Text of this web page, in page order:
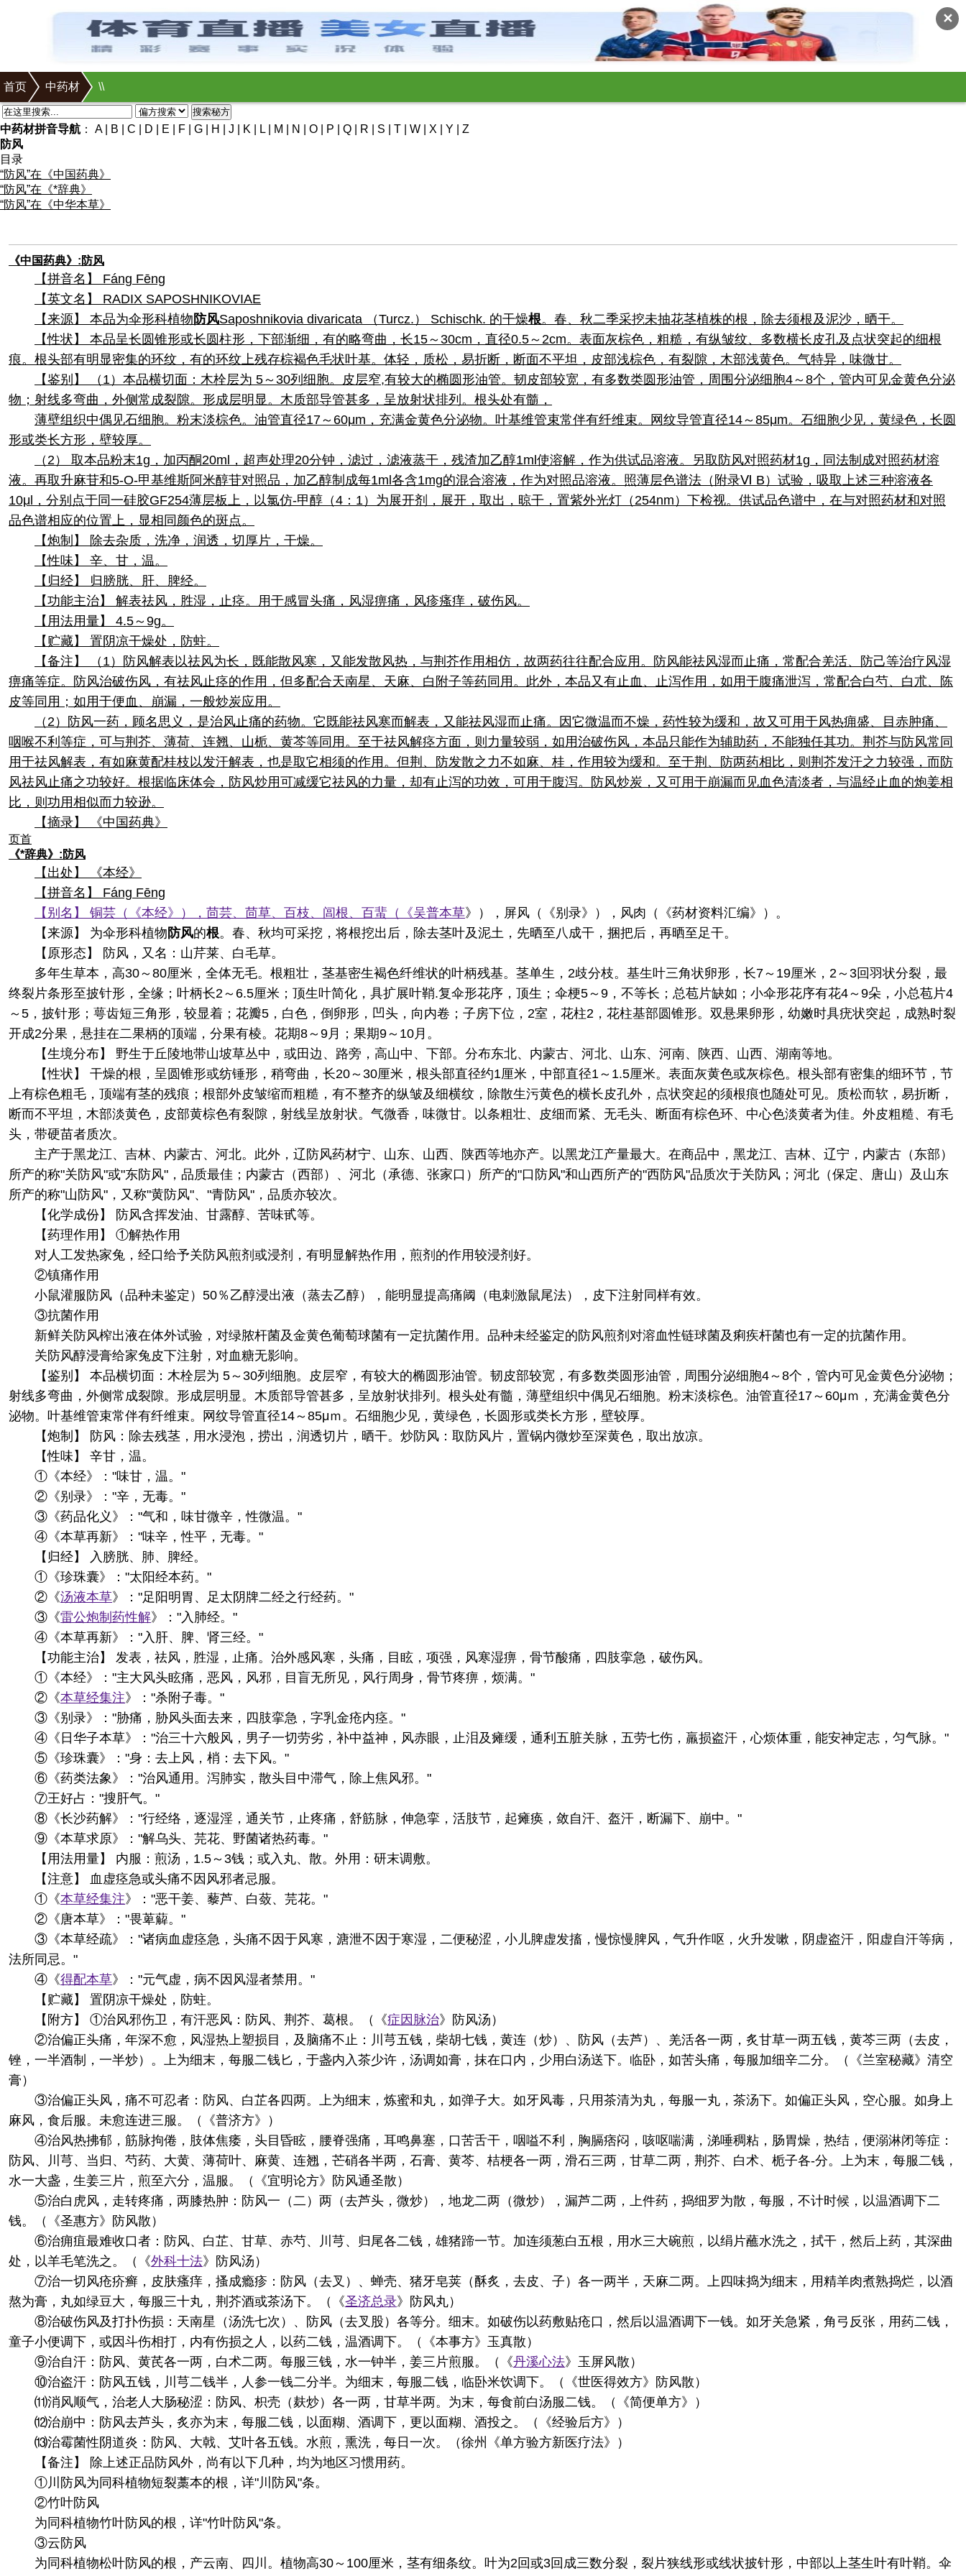
✕
首页 \
中药材 \
搜索秘方
中药材拼音导航 ： A| B C D E F G H J K L M N O P Q R S T W X Y
Z
防风
目录
“防风”在《中国药典》
“防风”在《*辞典》
“防风”在《中华本草》
《中国药典》:防风
【拼音名】 Fánɡ Fēnɡ
【英文名】 RADIX SAPOSHNIKOVIAE
【来源】 本品为伞形科植物 防风Saposhnikovia divaricata （Turcz.） Schischk. 的干燥根。春、秋二季采挖未抽花茎植株的根，除去须根及泥沙，晒干。
【性状】 本品呈长圆锥形或长圆柱形，下部渐细，有的略弯曲，长15～30cm，直径0.5～2cm。表面灰棕色，粗糙，有纵皱纹、多数横长皮孔及点状突起的细根
痕。根头部有明显密集的环纹，有的环纹上残存棕褐色毛状叶基。体轻，质松，易折断，断面不平坦，皮部浅棕色，有裂隙，木部浅黄色。气特异，味微甘。
【鉴别】 （1）本品横切面：木栓层为 5～30列细胞。皮层窄,有较大的椭圆形油管。韧皮部较宽，有多数类圆形油管，周围分泌细胞4～8个，管内可见金黄色分泌
物；射线多弯曲，外侧常成裂隙。形成层明显。木质部导管甚多，呈放射状排列。根头处有髓，
薄壁组织中偶见石细胞。粉末淡棕色。油管直径17～60μm，充满金黄色分泌物。叶基维管束常伴有纤维束。网纹导管直径14～85μm。石细胞少见，黄绿色，长圆
形或类长方形，壁较厚。
（2） 取本品粉末1g，加丙酮20ml，超声处理20分钟，滤过，滤液蒸干，残渣加乙醇1ml使溶解，作为供试品溶液。另取防风对照药材1g，同法制成对照药材溶
液。再取升麻苷和5-O-甲基维斯阿米醇苷对照品，加乙醇制成每1ml各含1mg的混合溶液，作为对照品溶液。照薄层色谱法（附录Ⅵ B）试验，吸取上述三种溶液各
10μl，分别点于同一硅胶GF254薄层板上，以氯仿-甲醇（4：1）为展开剂，展开，取出，晾干，置紫外光灯（254nm）下检视。供试品色谱中，在与对照药材和对照
品色谱相应的位置上，显相同颜色的斑点。
【炮制】 除去杂质，洗净，润透，切厚片，干燥。
【性味】 辛、甘，温。
【归经】 归膀胱、肝、脾经。
【功能主治】 解表祛风，胜湿，止痉。用于感冒头痛，风湿痹痛，风疹瘙痒，破伤风。
【用法用量】 4.5～9g。
【贮藏】 置阴凉干燥处，防蛀。
【备注】 （1）防风解表以祛风为长，既能散风寒，又能发散风热，与荆芥作用相仿，故两药往往配合应用。防风能祛风湿而止痛，常配合羌活、防己等治疗风湿
痹痛等症。防风治破伤风，有祛风止痉的作用，但多配合天南星、天麻、白附子等药同用。此外，本品又有止血、止泻作用，如用于腹痛泄泻，常配合白芍、白朮、陈
皮等同用；如用于便血、崩漏，一般炒炭应用。
（2）防风一药，顾名思义，是治风止痛的药物。它既能祛风寒而解表，又能祛风湿而止痛。因它微温而不燥，药性较为缓和，故又可用于风热痈盛、目赤肿痛、
咽喉不利等症，可与荆芥、薄荷、连翘、山栀、黄芩等同用。至于祛风解痉方面，则力量较弱，如用治破伤风，本品只能作为辅助药，不能独任其功。荆芥与防风常同
用于祛风解表，有如麻黄配桂枝以发汗解表，也是取它相须的作用。但荆、防发散之力不如麻、桂，作用较为缓和。至于荆、防两药相比，则荆芥发汗之力较强，而防
风祛风止痛之功较好。根据临床体会，防风炒用可减缓它祛风的力量，却有止泻的功效，可用于腹泻。防风炒炭，又可用于崩漏而见血色清淡者，与温经止血的炮姜相
比，则功用相似而力较逊。
【摘录】 《中国药典》
页首
《*辞典》:防风
【出处】 《本经》
【拼音名】 Fánɡ Fēnɡ
【别名】 铜芸（《本经》），茴芸、茴草、百枝、闾根、百蜚（《吴普本草》），屏风（《别录》），风肉（《药材资料汇编》）。
【来源】 为伞形科植物 防风的根。春、秋均可采挖，将根挖出后，除去茎叶及泥土，先晒至八成干，捆把后，再晒至足干。
【原形态】 防风，又名：山芹莱、白毛草。
多年生草本，高30～80厘米，全体无毛。根粗壮，茎基密生褐色纤维状的叶柄残基。茎单生，2歧分枝。基生叶三角状卵形，长7～19厘米，2～3回羽状分裂，最
终裂片条形至披针形，全缘；叶柄长2～6.5厘米；顶生叶简化，具扩展叶鞘.复伞形花序，顶生；伞梗5～9，不等长；总苞片缺如；小伞形花序有花4～9朵，小总苞片4
～5，披针形；萼齿短三角形，较显着；花瓣5，白色，倒卵形，凹头，向内卷；子房下位，2室，花柱2，花柱基部圆锥形。双悬果卵形，幼嫩时具疣状突起，成熟时裂
开成2分果，悬挂在二果柄的顶端，分果有棱。花期8～9月；果期9～10月。
【生境分布】 野生于丘陵地带山坡草丛中，或田边、路旁，高山中、下部。分布东北、内蒙古、河北、山东、河南、陕西、山西、湖南等地。
【性状】 干燥的根，呈圆锥形或纺锤形，稍弯曲，长20～30厘米，根头部直径约1厘米，中部直径1～1.5厘米。表面灰黄色或灰棕色。根头部有密集的细环节，节
上有棕色粗毛，顶端有茎的残痕；根部外皮皱缩而粗糙，有不整齐的纵皱及细横纹，除散生污黄色的横长皮孔外，点状突起的须根痕也随处可见。质松而软，易折断，
断而不平坦，木部淡黄色，皮部黄棕色有裂隙，射线呈放射状。气微香，味微甘。以条粗壮、皮细而紧、无毛头、断面有棕色环、中心色淡黄者为佳。外皮粗糙、有毛
头，带硬苗者质次。
主产于黑龙江、吉林、内蒙古、河北。此外，辽防风药材宁、山东、山西、陕西等地亦产。以黑龙江产量最大。在商品中，黑龙江、吉林、辽宁，内蒙古（东部）
所产的称"关防风"或"东防风"，品质最佳；内蒙古（西部）、河北（承德、张家口）所产的"口防风"和山西所产的"西防风"品质次于关防风；河北（保定、唐山）及山东
所产的称"山防风"，又称"黄防风"、"青防风"，品质亦较次。
【化学成份】 防风含挥发油、甘露醇、苦味甙等。
【药理作用】 ①解热作用
对人工发热家兔，经口给予关防风煎剂或浸剂，有明显解热作用，煎剂的作用较浸剂好。
②镇痛作用
小鼠灌服防风（品种未鉴定）50％乙醇浸出液（蒸去乙醇），能明显提高痛阈（电刺激鼠尾法），皮下注射同样有效。
③抗菌作用
新鲜关防风榨出液在体外试验，对绿脓杆菌及金黄色葡萄球菌有一定抗菌作用。品种未经鉴定的防风煎剂对溶血性链球菌及痢疾杆菌也有一定的抗菌作用。
关防风醇浸膏给家兔皮下注射，对血糖无影响。
【鉴别】 本品横切面：木栓层为 5～30列细胞。皮层窄，有较大的椭圆形油管。韧皮部较宽，有多数类圆形油管，周围分泌细胞4～8个，管内可见金黄色分泌物；
射线多弯曲，外侧常成裂隙。形成层明显。木质部导管甚多，呈放射状排列。根头处有髓，薄壁组织中偶见石细胞。粉末淡棕色。油管直径17～60μｍ，充满金黄色分
泌物。叶基维管束常伴有纤维束。网纹导管直径14～85μｍ。石细胞少见，黄绿色，长圆形或类长方形，壁较厚。
【炮制】 防风：除去残茎，用水浸泡，捞出，润透切片，晒干。炒防风：取防风片，置锅内微炒至深黄色，取出放凉。
【性味】 辛甘，温。
①《本经》："味甘，温。"
②《别录》："辛，无毒。"
③《药品化义》："气和，味甘微辛，性微温。"
④《本草再新》："味辛，性平，无毒。"
【归经】 入膀胱、肺、脾经。
①《珍珠囊》："太阳经本药。"
②《汤液本草》："足阳明胃、足太阴牌二经之行经药。"
③《雷公炮制药性解》："入肺经。"
④《本草再新》："入肝、脾、肾三经。"
【功能主治】 发表，祛风，胜湿，止痛。治外感风寒，头痛，目眩，项强，风寒湿痹，骨节酸痛，四肢挛急，破伤风。
①《本经》："主大风头眩痛，恶风，风邪，目盲无所见，风行周身，骨节疼痹，烦满。"
②《本草经集注》："杀附子毒。"
③《别录》："胁痛，胁风头面去来，四肢挛急，字乳金疮内痉。"
④《日华子本草》："治三十六般风，男子一切劳劣，补中益神，风赤眼，止泪及瘫缓，通利五脏关脉，五劳七伤，羸损盗汗，心烦体重，能安神定志，匀气脉。"
⑤《珍珠囊》："身：去上风，梢：去下风。"
⑥《药类法象》："治风通用。泻肺实，散头目中滞气，除上焦风邪。"
⑦王好占："搜肝气。"
⑧《长沙药解》："行经络，逐湿淫，通关节，止疼痛，舒筋脉，伸急挛，活肢节，起瘫痪，敛自汗、盔汗，断漏下、崩中。"
⑨《本草求原》："解乌头、芫花、野菌诸热药毒。"
【用法用量】 内服：煎汤，1.5～3钱；或入丸、散。外用：研末调敷。
【注意】 血虚痉急或头痛不因风邪者忌服。
①《本草经集注》："恶干姜、藜芦、白蔹、芫花。"
②《唐本草》："畏萆薢。"
③《本草经疏》："诸病血虚痉急，头痛不因于风寒，溏泄不因于寒湿，二便秘涩，小儿脾虚发搐，慢惊慢脾风，气升作呕，火升发嗽，阴虚盗汗，阳虚自汗等病，
法所同忌。"
④《得配本草》："元气虚，病不因风湿者禁用。"
【贮藏】 置阴凉干燥处，防蛀。
【附方】 ①治风邪伤卫，有汗恶风：防风、荆芥、葛根。（《症因脉治》防风汤）
②治偏正头痛，年深不愈，风湿热上塑损目，及脑痛不止：川芎五钱，柴胡七钱，黄连（炒）、防风（去芦）、羌活各一两，炙甘草一两五钱，黄芩三两（去皮，
锉，一半酒制，一半炒）。上为细末，每服二钱匕，于盏内入茶少许，汤调如膏，抹在口内，少用白汤送下。临卧，如苦头痛，每服加细辛二分。（《兰室秘藏》清空
膏）
③治偏正头风，痛不可忍者：防风、白芷各四两。上为细末，炼蜜和丸，如弹子大。如牙风毒，只用茶清为丸，每服一丸，茶汤下。如偏正头风，空心服。如身上
麻风，食后服。未愈连进三服。（《普济方》）
④治风热拂郁，筋脉拘倦，肢体焦痿，头目昏眩，腰脊强痛，耳鸣鼻塞，口苦舌干，咽嗌不利，胸膈痞闷，咳呕喘满，涕唾稠粘，肠胃燥，热结，便溺淋闭等症：
防风、川芎、当归、芍药、大黄、薄荷叶、麻黄、连翘，芒硝各半两，石膏、黄芩、桔梗各一两，滑石三两，甘草二两，荆芥、白术、栀子各-分。上为末，每服二钱，
水一大盏，生姜三片，煎至六分，温服。（《宜明论方》防风通圣散）
⑤治白虎风，走转疼痛，两膝热肿：防风一（二）两（去芦头，微炒），地龙二两（微炒），漏芦二两，上件药，捣细罗为散，每服，不计时候，以温酒调下二
钱。（《圣惠方》防风散）
⑥治痈疽最难收口者：防风、白芷、甘草、赤芍、川芎、归尾各二钱，雄猪蹄一节。加连须葱白五根，用水三大碗煎，以绢片蘸水洗之，拭干，然后上药，其深曲
处，以羊毛笔洗之。（《外科十法》防风汤）
⑦治一切风疮疥癣，皮肤瘙痒，搔成瘾疹：防风（去叉）、蝉壳、猪牙皂荚（酥炙，去皮、子）各一两半，天麻二两。上四味捣为细末，用精羊肉煮熟捣烂，以酒
熬为膏，丸如绿豆大，每服三十丸，荆芥酒或茶汤下。（《圣济总录》防风丸）
⑧治破伤风及打扑伤损：天南星（汤洗七次）、防风（去叉股）各等分。细末。如破伤以药敷贴疮口，然后以温酒调下一钱。如牙关急紧，角弓反张，用药二钱，
童子小便调下，或因斗伤相打，内有伤损之人，以药二钱，温酒调下。（《本事方》玉真散）
⑨治自汗：防风、黄芪各一两，白术二两。每服三钱，水一钟半，姜三片煎服。（《丹溪心法》玉屏风散）
⑩治盗汗：防风五钱，川芎二钱半，人参一钱二分半。为细末，每服二钱，临卧米饮调下。（《世医得效方》防风散）
⑾消风顺气，治老人大肠秘涩：防风、枳壳（麸炒）各一两，甘草半两。为末，每食前白汤服二钱。（《简便单方》）
⑿治崩中：防风去芦头，炙亦为末，每服二钱，以面糊、酒调下，更以面糊、酒投之。（《经验后方》）
⒀治霉菌性阴道炎：防风、大戟、艾叶各五钱。水煎，熏洗，每日一次。（徐州《单方验方新医疗法》）
【备注】 除上述正品防风外，尚有以下几种，均为地区习惯用药。
①川防风为同科植物短裂藁本的根，详"川防风"条。
②竹叶防风
为同科植物竹叶防风的根，详"竹叶防风"条。
③云防风
为同科植物松叶防风的根，产云南、四川。植物高30～100厘米，茎有细条纹。叶为2回或3回成三数分裂，裂片狭线形或线状披针形，中部以上茎生叶有叶鞘。伞